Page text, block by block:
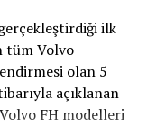
Ödülü Aldı
ilk
tüm Volvo
olan 5
açıklanan
FH modelleri